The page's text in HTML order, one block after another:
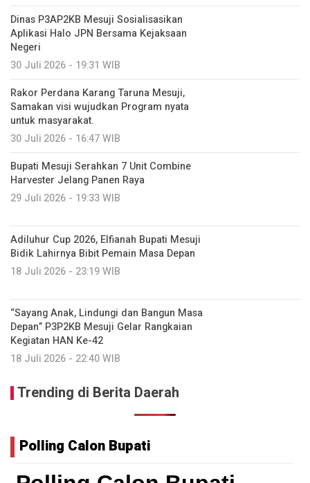
Dinas P3AP2KB Mesuji Sosialisasikan
Aplikasi Halo JPN Bersama Kejaksaan
Negeri
30 Juli 2026 - 19:31 WIB
Rakor Perdana Karang Taruna Mesuji,
Samakan visi wujudkan Program nyata
untuk masyarakat.
30 Juli 2026 - 16:47 WIB
Bupati Mesuji Serahkan 7 Unit Combine
Harvester Jelang Panen Raya
29 Juli 2026 - 19:33 WIB
Adiluhur Cup 2026, Elfianah Bupati Mesuji
Bidik Lahirnya Bibit Pemain Masa Depan
18 Juli 2026 - 23:19 WIB
“Sayang Anak, Lindungi dan Bangun Masa
Depan” P3P2KB Mesuji Gelar Rangkaian
Kegiatan HAN Ke-42
18 Juli 2026 - 22:40 WIB
Trending di Berita Daerah
Polling Calon Bupati